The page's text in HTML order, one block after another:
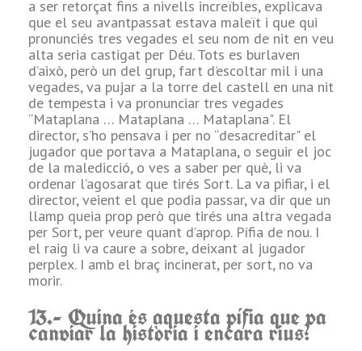
l
a
r
r
dues mans, i
serveix per a
gairebé tot.
5.- Quin
encanteri tindries
(portes) sempre
al teu grimori?
buffff … causa de
les meves tipus
de preferències
de personatge,
pocs em semblen
“apropiats", però
bé podria ser el
versàtil, en ser un
dos en un.
a ser retorçat fins a nivells increïbles, explicava
que el seu avantpassat estava maleït i que qui
pronunciés tres vegades el seu nom de nit en veu
alta seria castigat per Déu. Tots es burlaven
d’això, però un del grup, fart d’escoltar mil i una
vegades, va pujar a la torre del castell en una nit
de tempesta i va pronunciar tres vegades
“Mataplana … Mataplana … Mataplana". El
director, s’ho pensava i per no “desacreditar" el
jugador que portava a Mataplana, o seguir el joc
de la maledicció, o ves a saber per què, li va
ordenar l’agosarat que tirés Sort. La va pifiar, i el
director, veient el que podia passar, va dir que un
llamp queia prop però que tirés una altra vegada
per Sort, per veure quant d’aprop. Pífia de nou. I
el raig li va caure a sobre, deixant al jugador
perplex. I amb el braç incinerat, per sort, no va
morir.
13.- Quina és aquesta pífia que va
canviar la història i encara rius?